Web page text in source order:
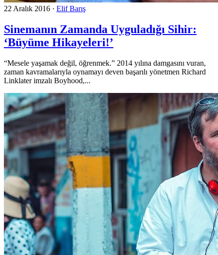
22 Aralık 2016 · Elif Barış
Sinemanın Zamanda Uyguladığı Sihir:
‘Büyüme Hikayeleri!’
“Mesele yaşamak değil, öğrenmek.” 2014 yılına damgasını vuran,
zaman kavramalarıyla oynamayı deven başarılı yönetmen Richard
Linklater imzalı Boyhood,...